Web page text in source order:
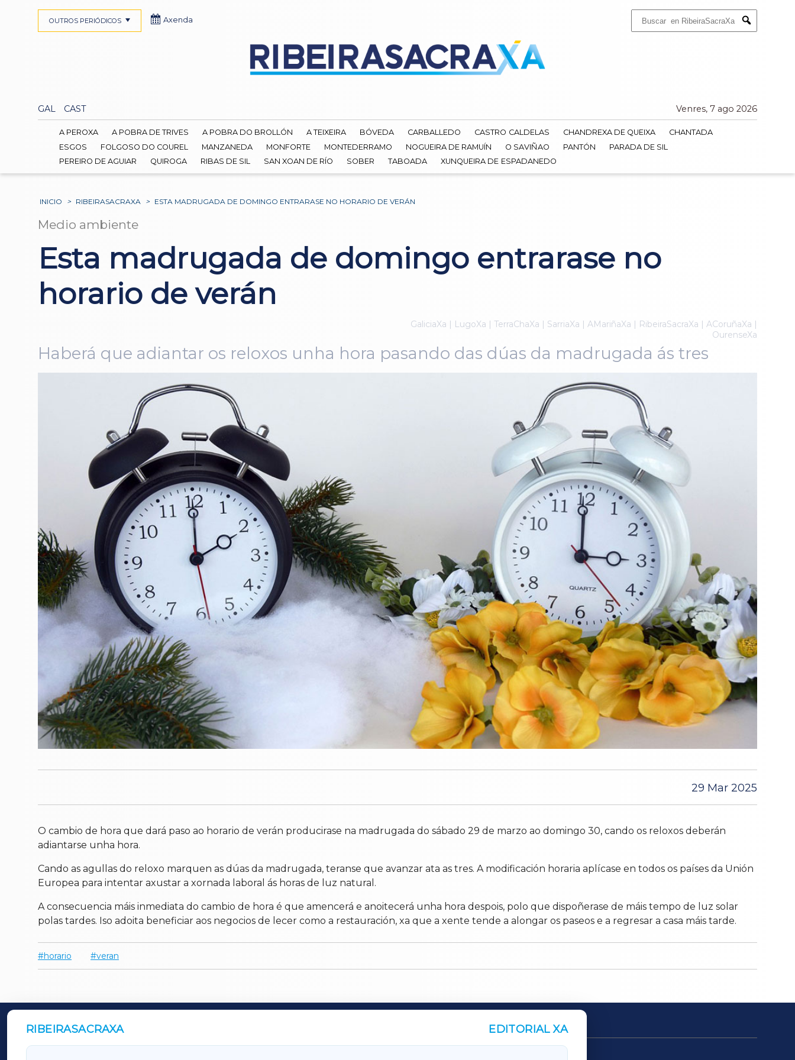
Submit
GAL CAST Venres, 7 ago 2026
OUTROS PERIÓDICOS Axenda
A PEROXA A POBRA DE TRIVES A POBRA DO BROLLÓN A TEIXEIRA BÓVEDA CARBALLEDO CASTRO CALDELAS CHANDREXA DE QUEIXA
CHANTADA
ESGOS
FOLGOSO DO COUREL MANZANEDA MONFORTE MONTEDERRAMO NOGUEIRA DE RAMUÍN O SAVIÑAO PANTÓN
PARADA DE SIL
PEREIRO DE AGUIAR
QUIROGA RIBAS DE SIL SAN XOAN DE RÍO SOBER TABOADA XUNQUEIRA DE ESPADANEDO
INICIO > RIBEIRASACRAXA > ESTA MADRUGADA DE DOMINGO ENTRARASE NO HORARIO DE VERÁN
Medio ambiente
Esta madrugada de domingo entrarase no
horario de verán
GaliciaXa | LugoXa | TerraChaXa | SarriaXa | AMariñaXa | RibeiraSacraXa | ACoruñaXa |
OurenseXa
Haberá que adiantar os reloxos unha hora pasando das dúas da madrugada ás tres
29 Mar 2025
O cambio de hora que dará paso ao horario de verán producirase na madrugada do sábado 29 de marzo ao domingo 30, cando os reloxos deberán
adiantarse unha hora.
Cando as agullas do reloxo marquen as dúas da madrugada, teranse que avanzar ata as tres. A modificación horaria aplícase en todos os países da Unión
Europea para intentar axustar a xornada laboral ás horas de luz natural.
A consecuencia máis inmediata do cambio de hora é que amencerá e anoitecerá unha hora despois, polo que dispoñerase de máis tempo de luz solar
polas tardes. Iso adoita beneficiar aos negocios de lecer como a restauración, xa que a xente tende a alongar os paseos e a regresar a casa máis tarde.
horario veran
RIBEIRASACRAXA EDITORIAL XA
OUTROS PERIÓDICOS